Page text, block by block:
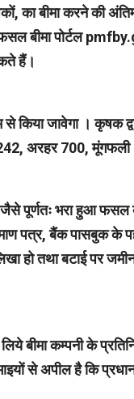
का बीमा करने की
बीमा पोर्टल
हैं।
किया जावेगा । कृषक
अरहर 700,
भरा हुआ फसल
पत्र, बैंक पासबुक
हो तथा बटाई पर
बीमा कम्पनी के
से अपील है कि